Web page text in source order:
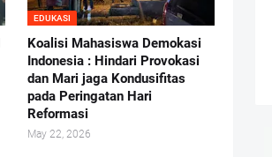
EDUKASI
Koalisi Mahasiswa Demokasi
Indonesia : Hindari Provokasi
dan Mari jaga Kondusifitas
pada Peringatan Hari
Reformasi
May 22, 2026